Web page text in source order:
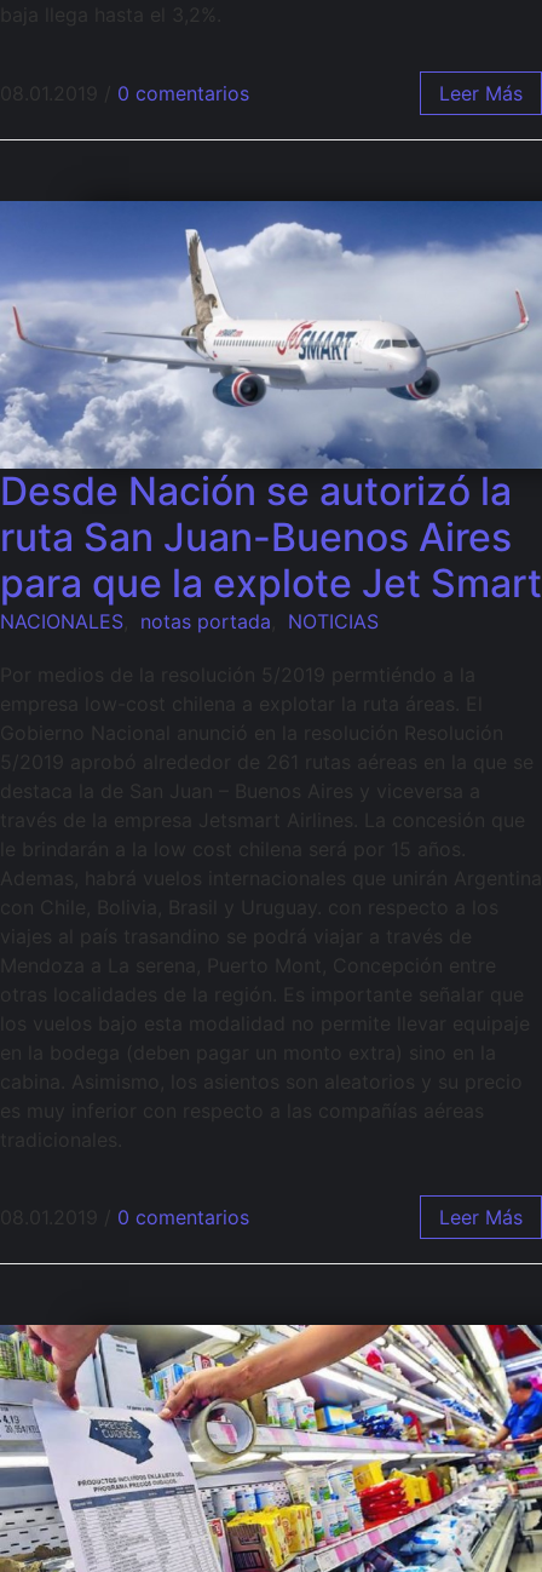
baja llega hasta el 3,2%.
08.01.2019 0 comentarios Leer Más
Desde Nación se autorizó la
ruta San Juan-Buenos Aires
para que la explote Jet Smart
NACIONALES notas portada NOTICIAS
Por medios de la resolución 5/2019 permtiéndo a la
empresa low-cost chilena a explotar la ruta áreas. El
Gobierno Nacional anunció en la resolución Resolución
5/2019 aprobó alrededor de 261 rutas aéreas en la que se
destaca la de San Juan – Buenos Aires y viceversa a
través de la empresa Jetsmart Airlines. La concesión que
le brindarán a la low cost chilena será por 15 años.
Ademas, habrá vuelos internacionales que unirán Argentina
con Chile, Bolivia, Brasil y Uruguay. con respecto a los
viajes al país trasandino se podrá viajar a través de
Mendoza a La serena, Puerto Mont, Concepción entre
otras localidades de la región. Es importante señalar que
los vuelos bajo esta modalidad no permite llevar equipaje
en la bodega (deben pagar un monto extra) sino en la
cabina. Asimismo, los asientos son aleatorios y su precio
es muy inferior con respecto a las compañías aéreas
tradicionales.
08.01.2019 0 comentarios Leer Más